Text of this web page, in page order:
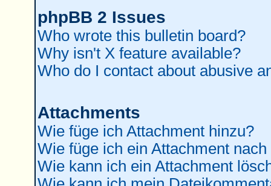
phpBB 2 Issues
Who wrote this bulletin board?
Why isn't X feature available?
Who do I contact about abusive
Attachments
Wie füge ich Attachment hinzu?
Wie füge ich ein Attachment
Wie kann ich ein Attachment